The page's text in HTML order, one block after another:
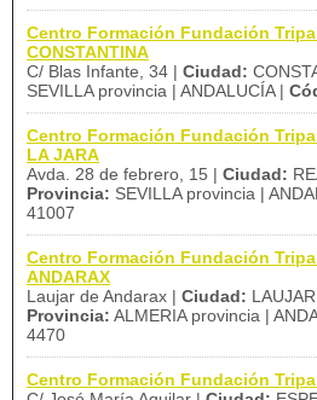
Centro Formación Fundación
CONSTANTINA
C/ Blas Infante, 34 | Ciudad:
SEVILLA provincia | ANDALUCÍA |
Centro Formación Fundación
LA JARA
Avda. 28 de febrero, 15 | Ciudad:
Provincia: SEVILLA provincia |
41007
Centro Formación Fundación
ANDARAX
Laujar de Andarax | Ciudad:
Provincia: ALMERIA provincia |
4470
Centro Formación Fundación